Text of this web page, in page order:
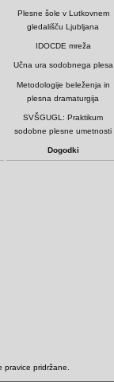
Plesne šole v Lutkovnem
gledališču Ljubljana
IDOCDE mreža
Učna ura sodobnega plesa
Metodologije beleženja in
plesna dramaturgija
SVŠGUGL: Praktikum
sodobne plesne umetnosti
Dogodki
pridržane.